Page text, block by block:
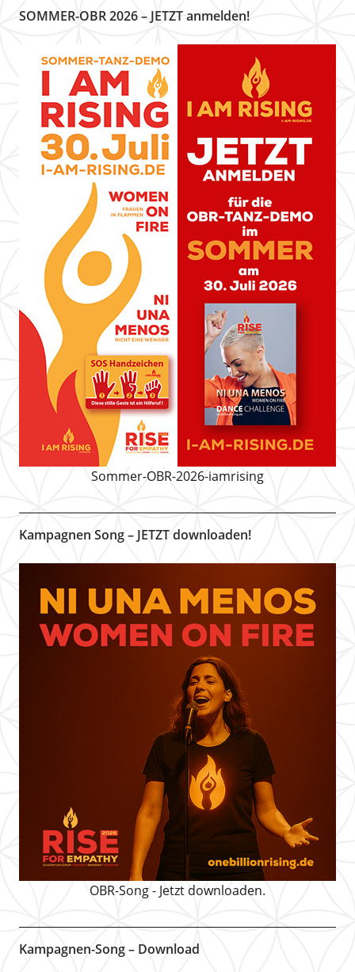
SOMMER-OBR 2026 – JETZT anmelden!
Sommer-OBR-2026-iamrising
Kampagnen Song – JETZT downloaden!
OBR-Song - Jetzt downloaden.
Kampagnen-Song – Download